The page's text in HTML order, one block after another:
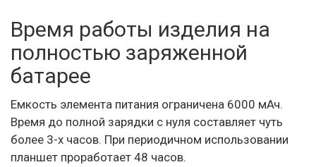
Время работы изделия на
полностью заряженной
батарее
Емкость элемента питания ограничена 6000 мАч.
Время до полной зарядки с нуля составляет чуть
более 3-х часов. При периодичном использовании
планшет проработает 48 часов.